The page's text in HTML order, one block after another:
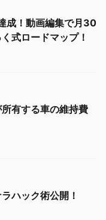
成！動画編集で月30
式ロードマップ！
有する車の維持費
ハック術公開！